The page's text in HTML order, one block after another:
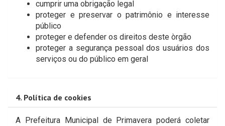
cumprir uma obrigação legal
proteger e preservar o patrimônio e interesse
público
proteger e defender os direitos deste òrgão
proteger a segurança pessoal dos usuários dos
serviços ou do público em geral
4. Política de cookies
A Prefeitura Municipal de Primavera poderá coletar